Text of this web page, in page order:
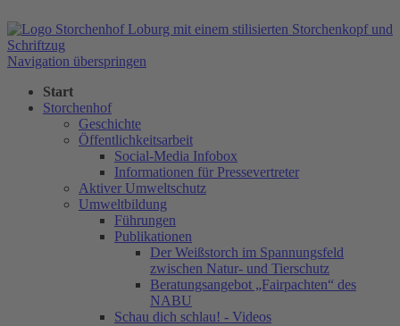
Navigation überspringen
Start
Storchenhof
Geschichte
Öffentlichkeitsarbeit
Social-Media Infobox
Informationen für Pressevertreter
Aktiver Umweltschutz
Umweltbildung
Führungen
Publikationen
Der Weißstorch im Spannungsfeld
zwischen Natur- und Tierschutz
Beratungsangebot „Fairpachten“ des
NABU
Schau dich schlau! - Videos